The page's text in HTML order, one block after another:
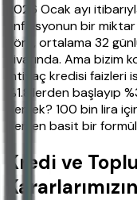
2026 Ocak ayı
enflasyonun bir
göre, ortalama 32
civarında. Ama
İhtiyaç kredisi faizleri
%1.8’lerden başlayıp
demek? 100 bin lira
Hemen basit bir
Kredi ve